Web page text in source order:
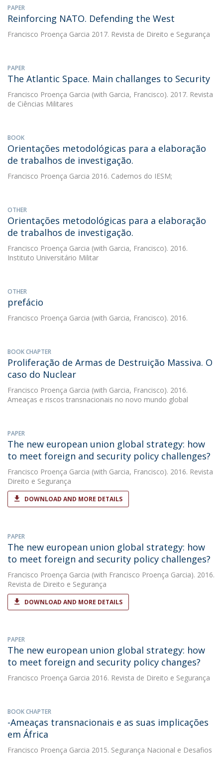
PAPER
Reinforcing NATO. Defending the West
Francisco Proença Garcia 2017. Revista de Direito e Segurança
PAPER
The Atlantic Space. Main challanges to Security
Francisco Proença Garcia (with Garcia, Francisco). 2017. Revista
de Ciências Militares
BOOK
Orientações metodológicas para a elaboração
de trabalhos de investigação.
Francisco Proença Garcia 2016. Cadernos do IESM;
OTHER
Orientações metodológicas para a elaboração
de trabalhos de investigação.
Francisco Proença Garcia (with Garcia, Francisco). 2016.
Instituto Universitário Militar
OTHER
prefácio
Francisco Proença Garcia (with Garcia, Francisco). 2016.
BOOK CHAPTER
Proliferação de Armas de Destruição Massiva. O
caso do Nuclear
Francisco Proença Garcia (with Garcia, Francisco). 2016.
Ameaças e riscos transnacionais no novo mundo global
PAPER
The new european union global strategy: how
to meet foreign and security policy challenges?
Francisco Proença Garcia (with Garcia, Francisco). 2016. Revista
Direito e Segurança
DOWNLOAD AND MORE DETAILS
PAPER
The new european union global strategy: how
to meet foreign and security policy challenges?
Francisco Proença Garcia (with Francisco Proença Garcia). 2016.
Revista de Direito e Segurança
DOWNLOAD AND MORE DETAILS
PAPER
The new european union global strategy: how
to meet foreign and security policy changes?
Francisco Proença Garcia 2016. Revista de Direito e Segurança
BOOK CHAPTER
-Ameaças transnacionais e as suas implicações
em África
Francisco Proença Garcia 2015. Segurança Nacional e Desafios